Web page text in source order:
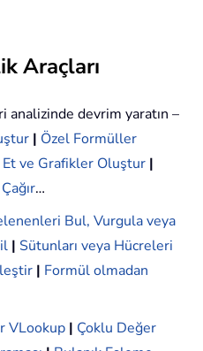
Araçları
analizinde devrim yaratın –
| Özel Formüller
ve Grafikler Oluştur |
…
Bul, Vurgula veya
| Sütunları veya Hücreleri
| Formül olmadan
VLookup | Çoklu Değer